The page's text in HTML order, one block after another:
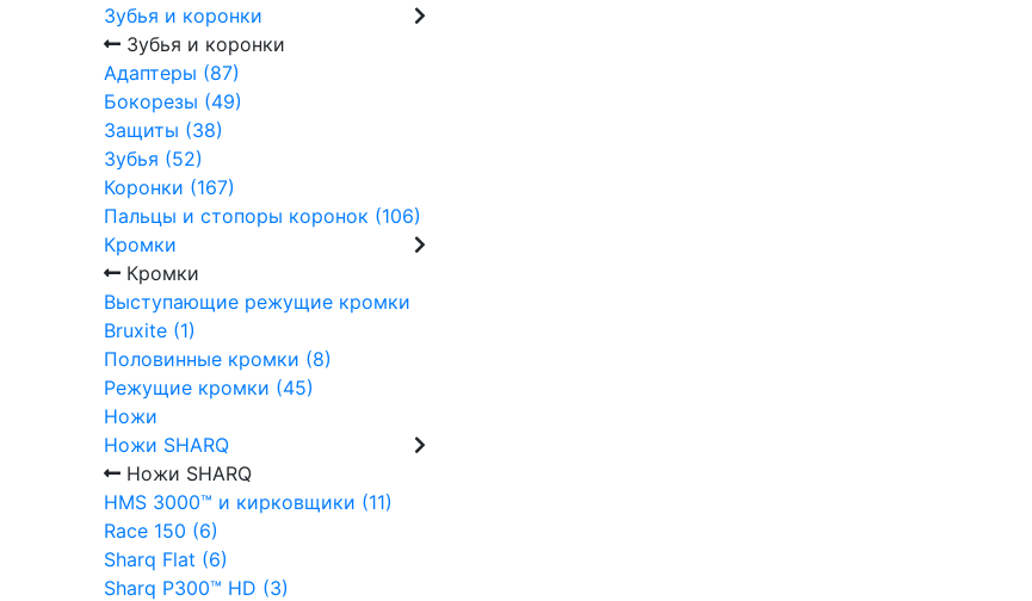
Зубья и коронки
Зубья и коронки
Адаптеры (87)
Бокорезы (49)
Защиты (38)
Зубья (52)
Коронки (167)
Пальцы и стопоры коронок (106)
Кромки
Кромки
Выступающие режущие кромки
Bruxite (1)
Половинные кромки (8)
Режущие кромки (45)
Ножи
Ножи SHARQ
Ножи SHARQ
HMS 3000™ и кирковщики (11)
Race 150 (6)
Sharq Flat (6)
Sharq P300™ HD (3)